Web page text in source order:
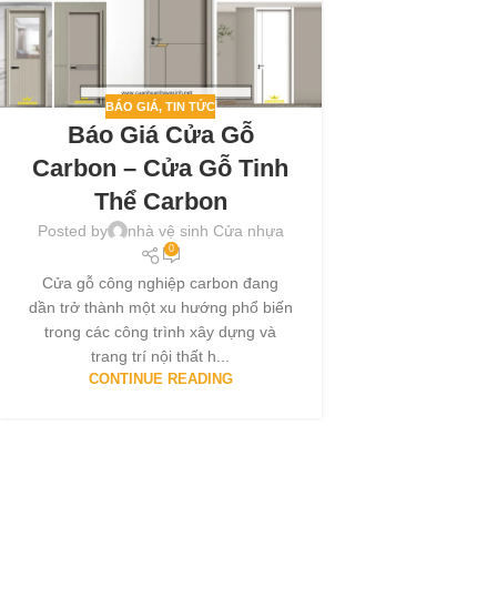
BÁO GIÁ,TIN TỨC
Báo Giá Cửa Gỗ
Carbon – Cửa Gỗ Tinh
Thể Carbon
Posted by nhà vệ sinh Cửa nhựa
0
Cửa gỗ công nghiệp carbon đang
dần trở thành một xu hướng phổ biến
trong các công trình xây dựng và
trang trí nội thất h...
CONTINUE READING